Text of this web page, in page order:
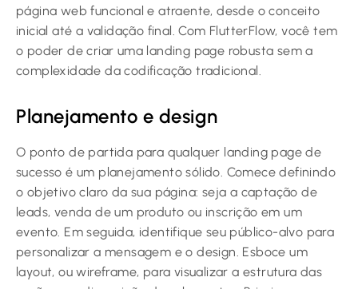
página web funcional e atraente, desde o conceito
inicial até a validação final. Com FlutterFlow, você tem
o poder de criar uma landing page robusta sem a
complexidade da codificação tradicional.
Planejamento e design
O ponto de partida para qualquer landing page de
sucesso é um planejamento sólido. Comece definindo
o objetivo claro da sua página: seja a captação de
leads, venda de um produto ou inscrição em um
evento. Em seguida, identifique seu público-alvo para
personalizar a mensagem e o design. Esboce um
layout, ou wireframe, para visualizar a estrutura das